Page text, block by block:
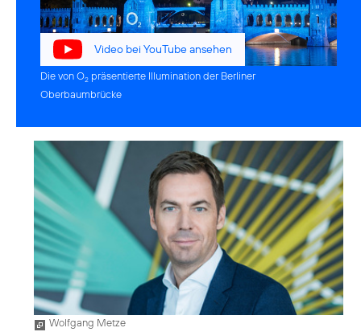
Video bei YouTube ansehen
Die von O2 präsentierte Illumination der Berliner
Oberbaumbrücke
Wolfgang Metze